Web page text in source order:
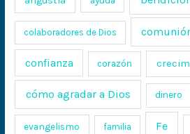
colaboradores de Dios
confianza corazón
cómo agradar a Dios dinero
evangelismo familia Fe